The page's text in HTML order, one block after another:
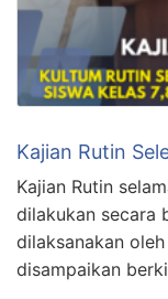
Kajian Rutin
Kajian Rutin
dilakukan secara
dilaksanakan
disampaikan